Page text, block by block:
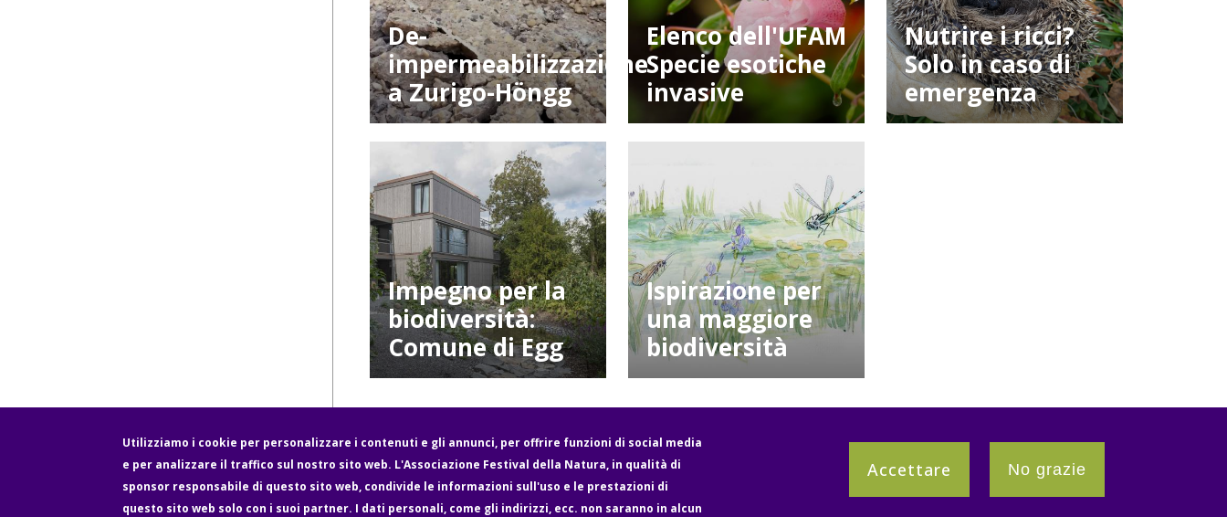
De-
impermeabilizzazione
a Zurigo-Höngg
Elenco dell'UFAM
Specie esotiche
invasive
Nutrire i ricci?
Solo in caso di
emergenza
Impegno per la
biodiversità:
Comune di Egg
Ispirazione per
una maggiore
biodiversità
Newsletter Über uns Contatto Media Legale e protezione dei dati Partner
Utilizziamo i cookie per personalizzare i contenuti e gli annunci, per offrire funzioni di social media
e per analizzare il traffico sul nostro sito web. L'Associazione Festival della Natura, in qualità di
sponsor responsabile di questo sito web, condivide le informazioni sull'uso e le prestazioni di
questo sito web solo con i suoi partner. I dati personali, come gli indirizzi, ecc. non saranno in alcun
Accettare No grazie